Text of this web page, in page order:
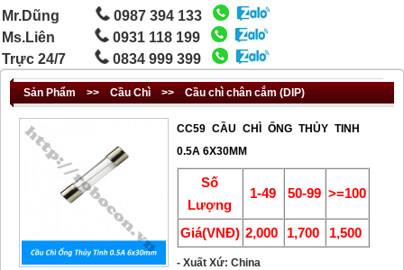
Mr.Dũng
0987 394 133
Ms.Liên
0931 118 199
Trực 24/7
0834 999 399
Sản Phẩm >> Cầu Chì >> Cầu chì chân cắm (DIP)
CC59 CẦU CHÌ ỐNG THỦY TINH
0.5A 6X30MM
Số
Lượng
1-49 50-99 >=100
Giá(VNĐ) 2,000 1,700 1,500
- Xuất Xứ: China